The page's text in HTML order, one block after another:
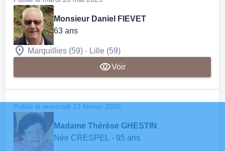
Monsieur Daniel FIEVET
63 ans
Marquillies (59) - Lille (59)
Voir
Publié le mercredi 12 février 2025
Madame Thérèse GHESTIN
Née CRESPEL - 95 ans